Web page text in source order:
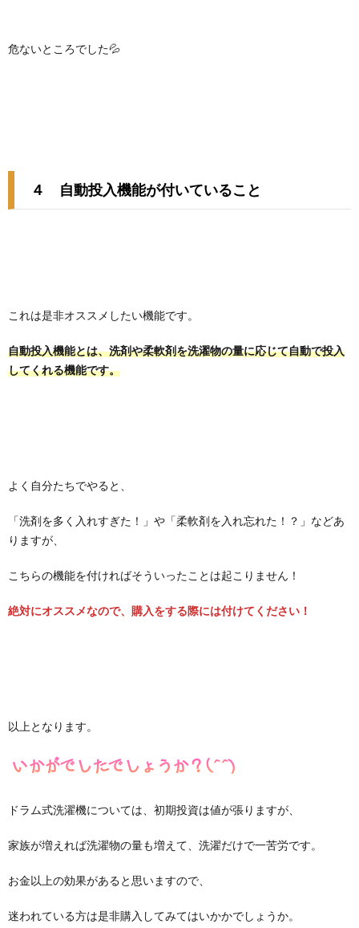
危ないところでした💦
４ 自動投入機能が付いていること
これは是非オススメしたい機能です。
自動投入機能とは、洗剤や柔軟剤を洗濯物の量に応じて自動で投入
してくれる機能です。
よく自分たちでやると、
「洗剤を多く入れすぎた！」や「柔軟剤を入れ忘れた！？」などあ
りますが、
こちらの機能を付ければそういったことは起こりません！
絶対にオススメなので、購入をする際には付けてください！
以上となります。
ドラム式洗濯機については、初期投資は値が張りますが、
家族が増えれば洗濯物の量も増えて、洗濯だけで一苦労です。
お金以上の効果があると思いますので、
迷われている方は是非購入してみてはいかかでしょうか。